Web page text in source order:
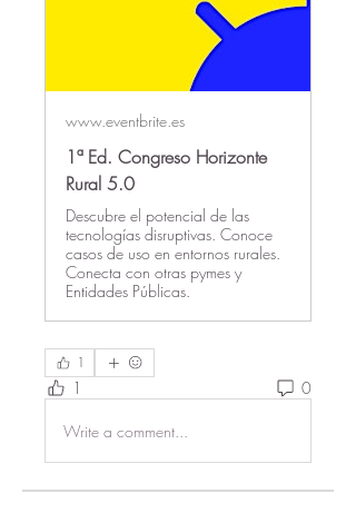
www.eventbrite.es
1ª Ed. Congreso Horizonte
Rural 5.0
Descubre el potencial de las
tecnologías disruptivas. Conoce
casos de uso en entornos rurales.
Conecta con otras pymes y
Entidades Públicas.
1
1 0
Write a comment...